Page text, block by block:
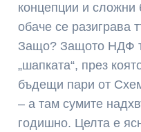
концепции и сложни
обаче се разиграва
Защо? Защото НДФ
„шапката“, през
бъдещи пари от
– а там сумите
годишно. Целта е